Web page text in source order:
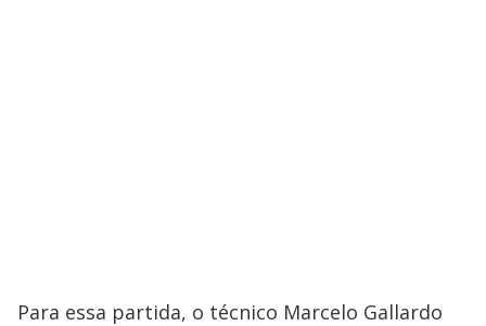
Para essa partida, o técnico Marcelo Gallardo